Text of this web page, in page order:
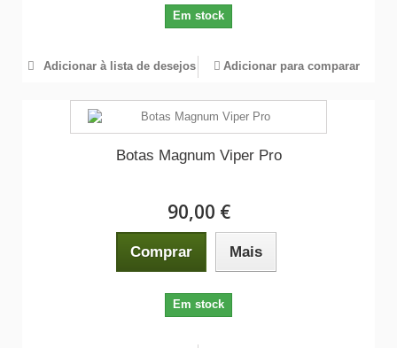
Em stock
Adicionar à lista de desejos Adicionar para comparar
Botas Magnum Viper Pro
90,00 €
Comprar Mais
Em stock